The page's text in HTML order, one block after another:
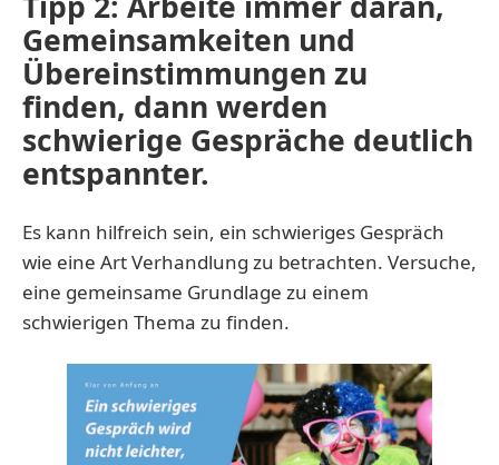
Gemeinsamkeiten und
Übereinstimmungen zu
finden, dann werden
schwierige Gespräche deutlich
entspannter.
Es kann hilfreich sein, ein schwieriges Gespräch
wie eine Art Verhandlung zu betrachten. Versuche,
eine gemeinsame Grundlage zu einem
schwierigen Thema zu finden.